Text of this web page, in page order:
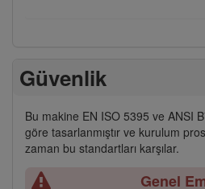
Güvenlik
Bu makine EN ISO 5395 ve ANSI
göre tasarlanmıştır ve kurulum
zaman bu standartları karşılar.
Genel